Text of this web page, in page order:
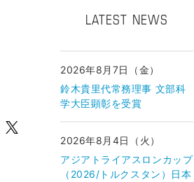
LATEST NEWS
2026年8月7日（金）
鈴木貴里代常務理事 文部科
学大臣顕彰を受賞
2026年8月4日（火）
アジアトライアスロンカップ
（2026/トルクスタン）日本